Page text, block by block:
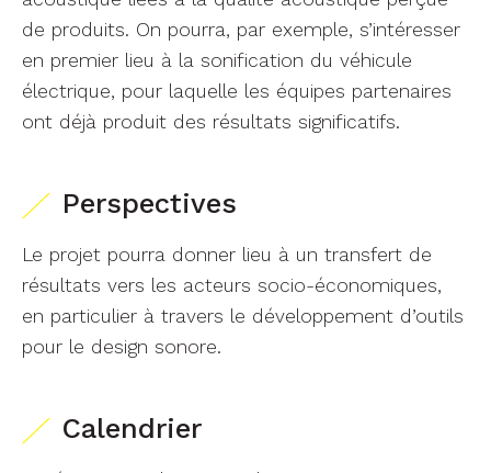
de produits. On pourra, par exemple, s’intéresser
en premier lieu à la sonification du véhicule
électrique, pour laquelle les équipes partenaires
ont déjà produit des résultats significatifs.
Perspectives
Le projet pourra donner lieu à un transfert de
résultats vers les acteurs socio-économiques,
en particulier à travers le développement d’outils
pour le design sonore.
Calendrier